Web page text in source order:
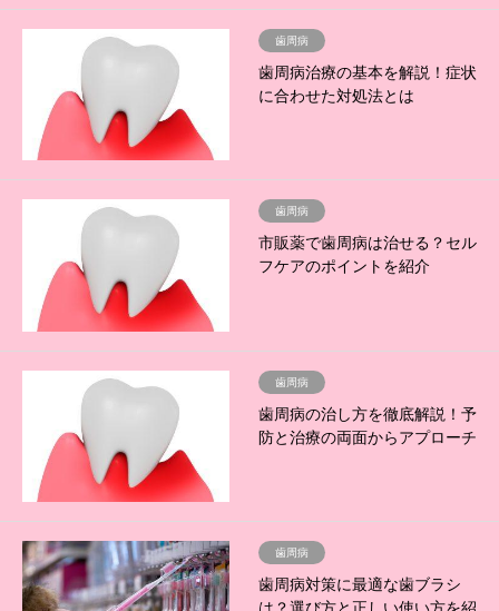
歯周病
歯周病治療の基本を解説！症状
に合わせた対処法とは
歯周病
市販薬で歯周病は治せる？セル
フケアのポイントを紹介
歯周病
歯周病の治し方を徹底解説！予
防と治療の両面からアプローチ
歯周病
歯周病対策に最適な歯ブラシ